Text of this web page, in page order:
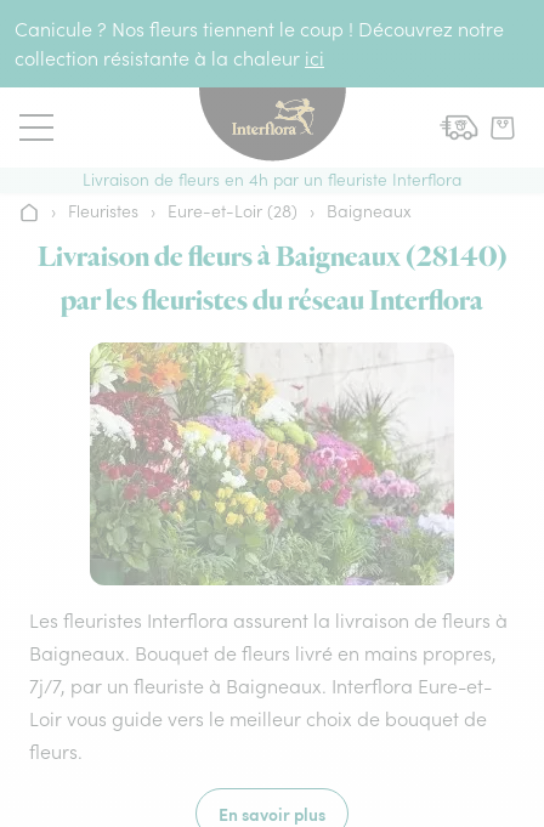
Canicule ? Nos fleurs tiennent le coup ! Découvrez notre
collection résistante à la chaleur ici
Livraison de fleurs en 4h par un fleuriste Interflora
Accueil
› Fleuristes › Eure-et-Loir (28) › Baigneaux
Livraison de fleurs à Baigneaux (28140)
par les fleuristes du réseau Interflora
Les fleuristes Interflora assurent la livraison de fleurs à
Baigneaux. Bouquet de fleurs livré en mains propres,
7j/7, par un fleuriste à Baigneaux. Interflora Eure-et-
Loir vous guide vers le meilleur choix de bouquet de
fleurs.
En savoir plus